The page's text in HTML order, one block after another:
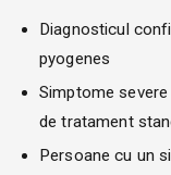
Diagnosticul
pyogenes
Simptome
de tratament
Persoane cu un